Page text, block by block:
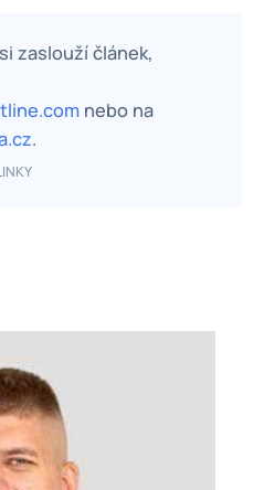
zaslouží článek,
nebo na
.